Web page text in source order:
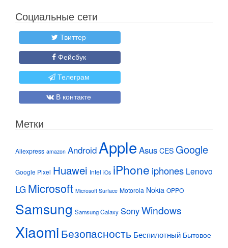
Социальные сети
Твиттер
Фейсбук
Телеграм
В контакте
Метки
Aliexpress amazon Android Apple Asus CES Google
Google Pixel Huawei Intel iOs iPhone iphones Lenovo
LG Microsoft Microsoft Surface Motorola Nokia OPPO
Samsung Samsung Galaxy SonyWindows
Xiaomi Безопасность Беспилотный Бытовое